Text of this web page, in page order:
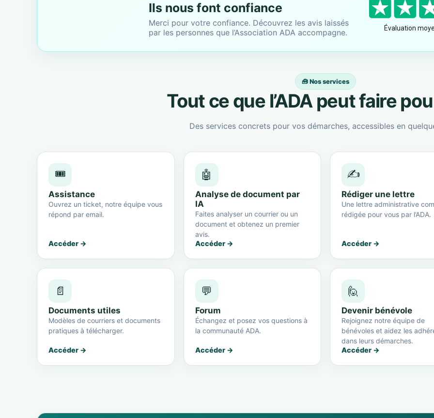
Ils nous font confiance
Merci pour votre confiance. Découvrez les avis laissés
par les personnes que l’Association ADA accompagne.
🧰 Nos services
Tout ce que l’ADA peut faire
Des services concrets pour vos démarches, accessibles en
🎟️
Assistance
Ouvrez un ticket, notre équipe vous
répond par email.
Accéder →
🤖
Analyse de document par
IA
Faites analyser un courrier ou un
document et obtenez un premier
avis.
Accéder →
✍️
Rédiger une lettre
Une lettre administrative
rédigée pour vous par l’ADA.
Accéder →
📄
Documents utiles
Modèles de courriers et documents
pratiques à télécharger.
Accéder →
💬
Forum
Échangez et posez vos questions à
la communauté ADA.
Accéder →
🙋
Devenir bénévole
Rejoignez notre équipe de
bénévoles et aidez les
dans leurs démarches.
Accéder →